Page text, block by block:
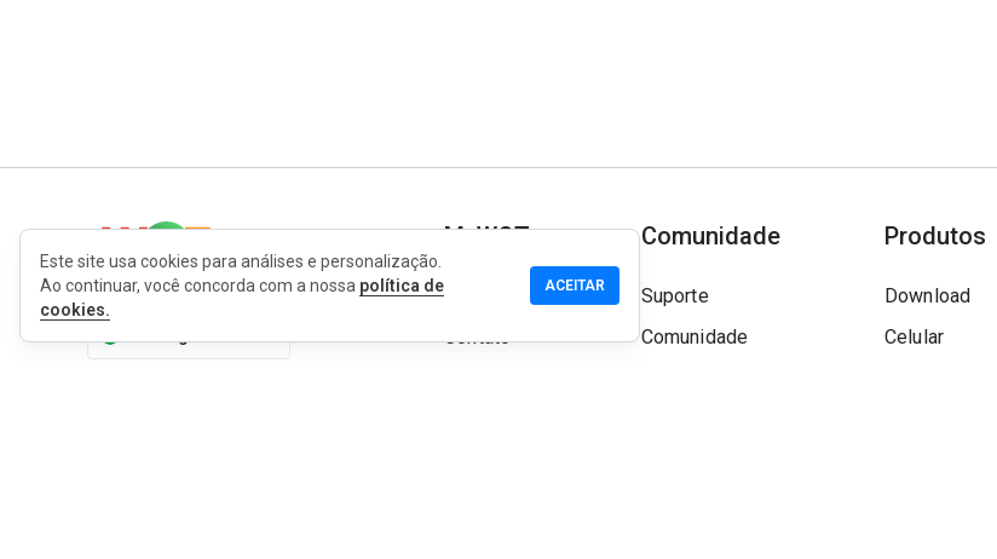
MyWOT
Sobre Nós
Contato
Comunidade
Suporte
Comunidade
Produtos
Download
Celular
Este site usa cookies para análises e personalização.
Ao continuar, você concorda com a nossa política de
cookies.
ACEITAR